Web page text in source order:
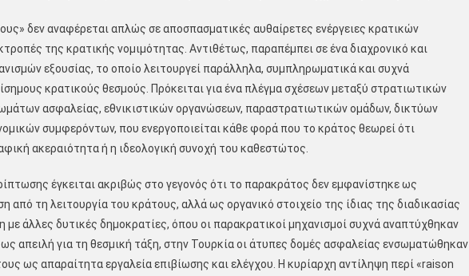
δεν αναφέρεται απλώς σε αποσπασματικές αυθαίρετες ενέργειες κρατικών
της κρατικής νομιμότητας. Αντιθέτως, παραπέμπει σε ένα διαχρονικό και
εξουσίας, το οποίο λειτουργεί παράλληλα, συμπληρωματικά και συχνά
κρατικούς θεσμούς. Πρόκειται για ένα πλέγμα σχέσεων μεταξύ στρατιωτικών
ασφαλείας, εθνικιστικών οργανώσεων, παραστρατιωτικών ομάδων, δικτύων
συμφερόντων, που ενεργοποιείται κάθε φορά που το κράτος θεωρεί ότι
ακεραιότητα ή η ιδεολογική συνοχή του καθεστώτος.
έγκειται ακριβώς στο γεγονός ότι το παρακράτος δεν εμφανίστηκε ως
από τη λειτουργία του κράτους, αλλά ως οργανικό στοιχείο της ίδιας της διαδικασίας
με άλλες δυτικές δημοκρατίες, όπου οι παρακρατικοί μηχανισμοί συχνά αναπτύχθηκαν
απειλή για τη θεσμική τάξη, στην Τουρκία οι άτυπες δομές ασφαλείας ενσωματώθηκαν
ως απαραίτητα εργαλεία επιβίωσης και ελέγχου. Η κυρίαρχη αντίληψη περί «raison